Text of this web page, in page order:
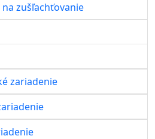
na zušľachťovanie
zariadenie